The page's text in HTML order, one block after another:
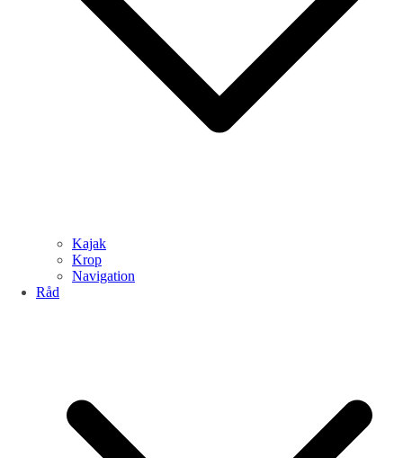
Kajak
Krop
Navigation
Råd